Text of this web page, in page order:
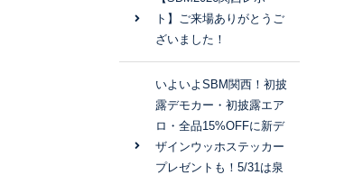
ト】ご来場ありがとうご
ざいました！
いよいよSBM関西！初披
露デモカー・初披露エア
ロ・全品15%OFFに新デ
ザインウッホステッカー
プレゼントも！5/31は泉